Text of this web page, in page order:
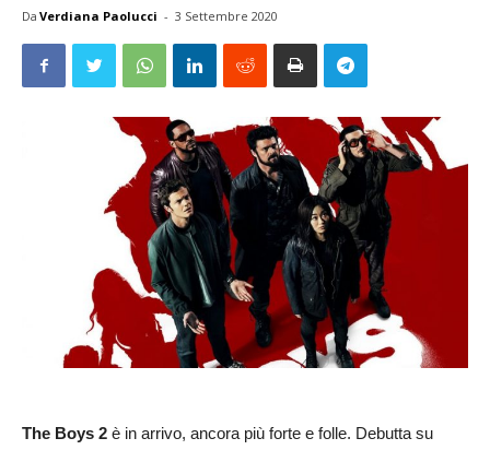
Da Verdiana Paolucci - 3 Settembre 2020
The Boys 2 è in arrivo, ancora più forte e folle. Debutta su